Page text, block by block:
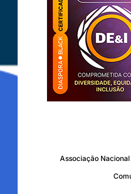
Associação